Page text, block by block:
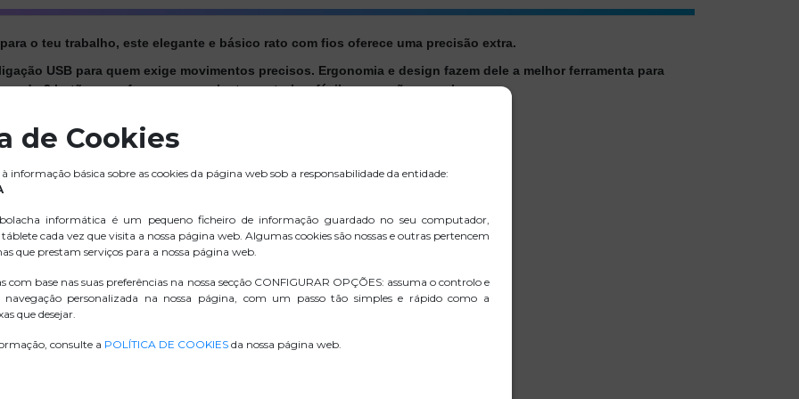
o teu trabalho, este elegante e básico rato com fios oferece uma precisão extra.
USB para quem exige movimentos precisos. Ergonomia e design fazem dele a melhor ferramenta para
3 botões que fornecem excelente controle e fácil navegação na web.
independentemente de seres canhoto ou destro.
x 59mm torna a sua utilização ideal para uso no escritório ou onde quer que vás.
.ZIP IMAGENS
D. CONFORMIDADE
de Cookies
informação básica sobre as cookies da página web sob a responsabilidade da entidade:
informática é um pequeno ficheiro de informação guardado no seu computador,
cada vez que visita a nossa página web. Algumas cookies são nossas e outras pertencem
que prestam serviços para a nossa página web.
com base nas suas preferências na nossa secção CONFIGURAR OPÇÕES: assuma o controlo e
personalizada na nossa página, com um passo tão simples e rápido como a
que desejar.
consulte a POLÍTICA DE COOKIES da nossa página web.